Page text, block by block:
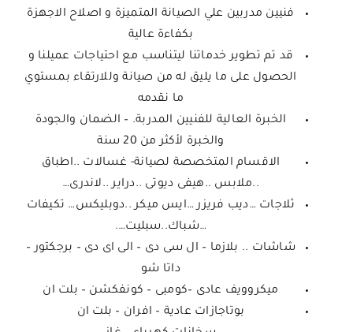
فنيين مدربين علي الصيانة المتميزة و اصلاح الاجهزة
بكفاءة عالية
قد تم تطوير خدماتنا ليتناسب مع احتياجات عميلنا و
الحصول على ما يليق له من صيانة وللارتقاء بمستوي
ما نقدمه
الخبرة العالية للفنيين المدربة. – الضمان والجودة
والخبرة لأكثر من 20 سنة
الاقسام المتخصصة لصيانة- غسالات ..اطباق
..ملابس ..هيفى ديوتى ..دراير ..لاندرى…
ثلاجات …ديب فريزر …ايس ميكر ..دوبليكس… تكيفات
…شباك..سبليت….
شاشات .. بلازما – ال سى دى – الى اى دى – برجكتور –
داتا شو
ميكروويف عادى –كومبى – كونفكشن – بلت ان
بوتاجازات عادية – افران – بلت ان